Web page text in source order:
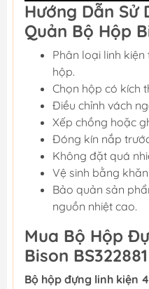
Hướng Dẫn Sử
Quản Bộ Hộp
Phân loại linh
hộp.
Chọn hộp có kích
Điều chỉnh vách
Xếp chồng hoặc
Đóng kín nắp
Không đặt quá
Vệ sinh bằng
Bảo quản sản
nguồn nhiệt cao.
Mua Bộ Hộp
Bison
Bộ hộp đựng linh kiện